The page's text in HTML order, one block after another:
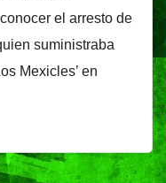
el arresto de
suministraba
Mexicles’ en